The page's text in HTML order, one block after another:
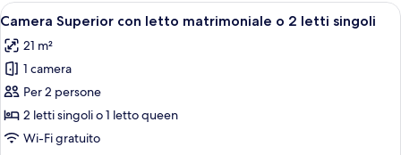
Apri
tutte
le
foto
per
Camera
Superior
Camera Superior con letto
3
Camera Superior con letto matrimoniale o 2 letti singoli
21 m²
1 camera
Per 2 persone
2 letti singoli o 1 letto queen
Wi-Fi gratuito